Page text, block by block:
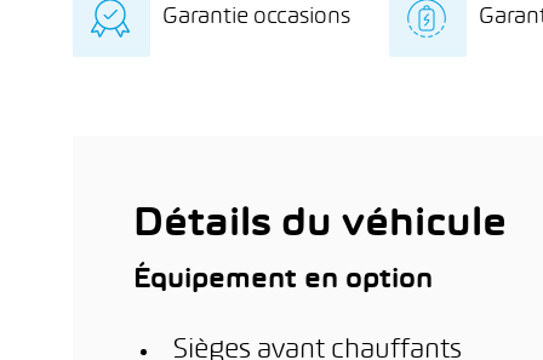
indépendant avec
Garantie occasions
Détails du véhicule
Équipement en option
Sièges avant chauffants